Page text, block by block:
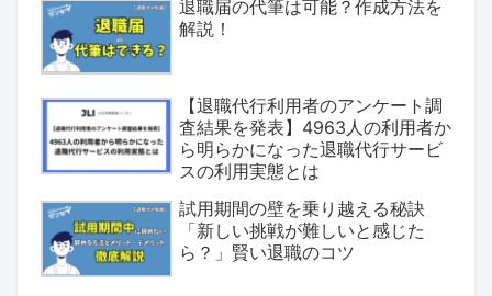
退職届の代筆は可能？作成方法を
解説！
【退職代行利用者のアンケート調
査結果を発表】4963人の利用者か
ら明らかになった退職代行サービ
スの利用実態とは
試用期間の壁を乗り越える秘訣
「新しい挑戦が難しいと感じた
ら？」賢い退職のコツ